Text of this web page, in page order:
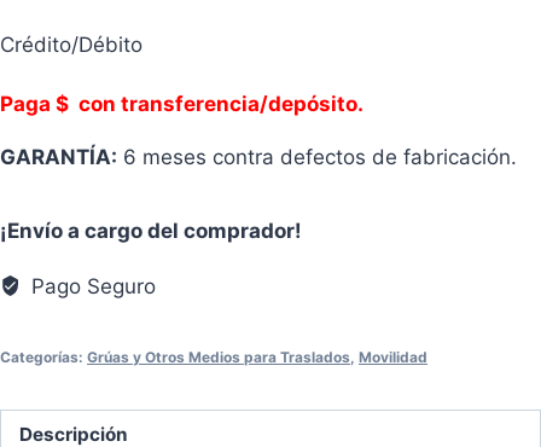
Crédito/Débito
Paga $ con transferencia/depósito.
GARANTÍA: 6 meses contra defectos de fabricación.
¡Envío a cargo del comprador!
Pago Seguro
Categorías: Grúas y Otros Medios para Traslados, Movilidad
Descripción